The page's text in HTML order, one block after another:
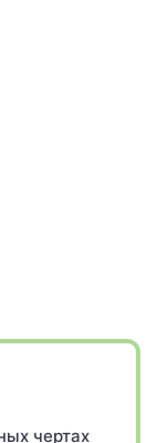
чертах